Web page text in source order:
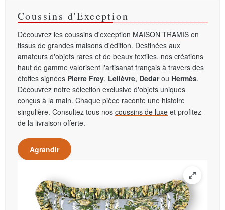
Coussins d'Exception
Découvrez les coussins d'exception MAISON TRAMIS en
tissus de grandes maisons d'édition. Destinées aux
amateurs d'objets rares et de beaux textiles, nos créations
haut de gamme valorisent l'artisanat français à travers des
étoffes signées Pierre Frey, Lelièvre, Dedarou Hermès.
Découvrez notre sélection exclusive d'objets uniques
conçus à la main. Chaque pièce raconte une histoire
singulière. Consultez tous nos coussins de luxe et profitez
de la livraison offerte.
Agrandir